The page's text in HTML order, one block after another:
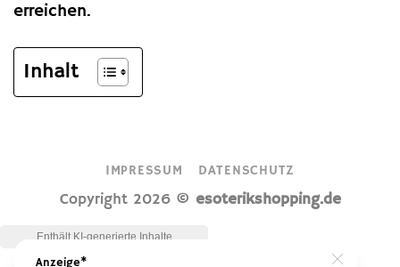
erreichen.
Inhalt
IMPRESSUM DATENSCHUTZ
Copyright 2026 © esoterikshopping.de
Anzeige*